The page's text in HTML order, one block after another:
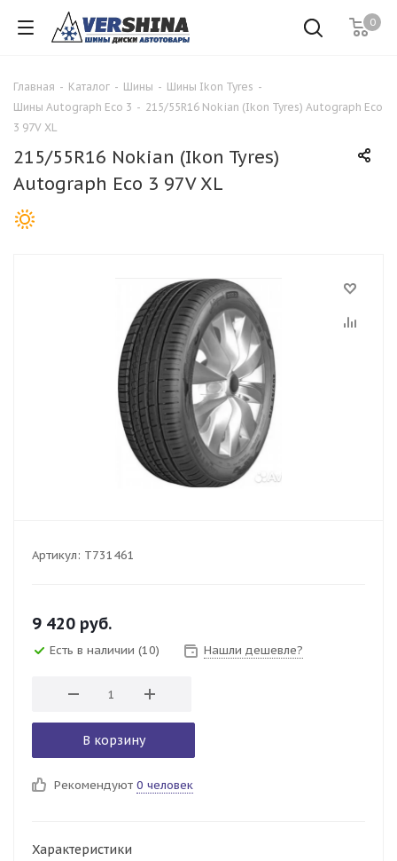
0
Главная - Каталог - Шины - Шины Ikon Tyres -
Шины Autograph Eco 3 - 215/55R16 Nokian (Ikon Tyres) Autograph Eco
3 97V XL
215/55R16 Nokian (Ikon Tyres)
Autograph Eco 3 97V XL
Артикул: T731461
9 420 руб.
Есть в наличии (10) Нашли дешевле?
В корзину
Рекомендуют 0 человек
Характеристики